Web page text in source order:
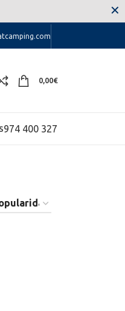
0,00€
974 400 327
✕